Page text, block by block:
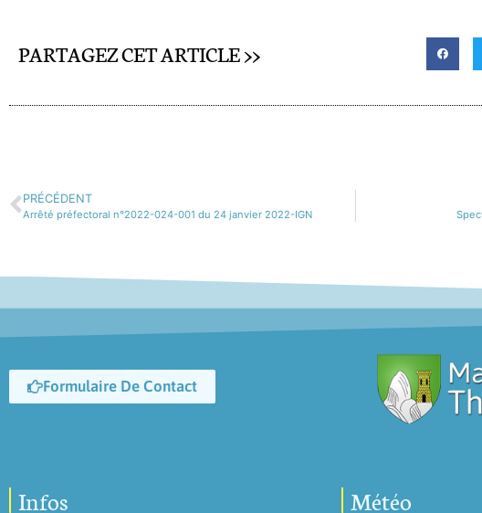
PARTAGEZ CET ARTICLE >>
PRÉCÉDENT
Arrêté préfectoral n°2022-024-001 du 24 janvier 2022-IGN
Formulaire De Contact
Infos Météo